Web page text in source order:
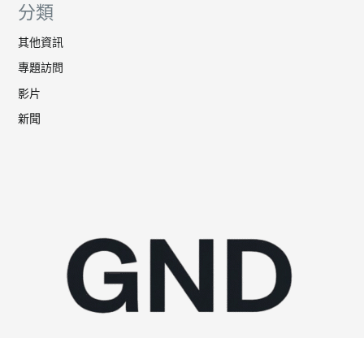
分類
其他資訊
專題訪問
影片
新聞